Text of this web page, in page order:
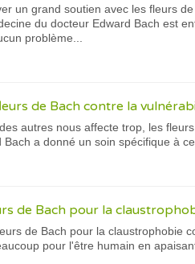
un grand soutien avec les fleurs
du docteur Edward Bach est
problème...
de Bach contre la
autres nous affecte trop, les
Bach a donné un soin spécifique à
de Bach pour la
de Bach pour la claustrophobie
pour l'être humain en